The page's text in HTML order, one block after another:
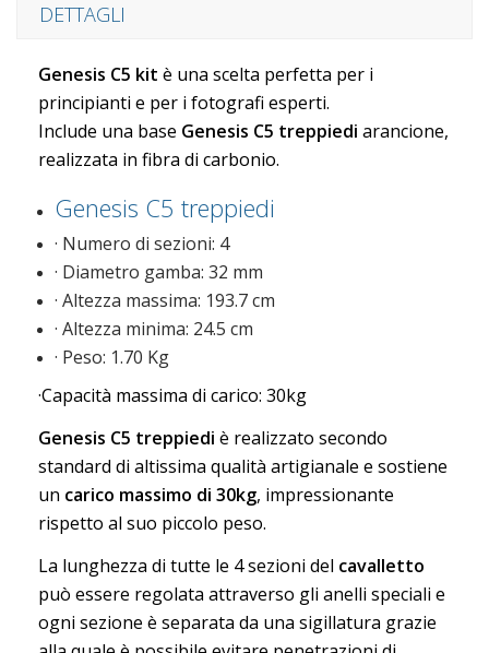
DETTAGLI
Genesis C5 kit è una scelta perfetta per i
principianti e per i fotografi esperti.
Include una base Genesis C5 treppiedi arancione,
realizzata in fibra di carbonio.
Genesis C5 treppiedi
· Numero di sezioni: 4
· Diametro gamba: 32 mm
· Altezza massima: 193.7 cm
· Altezza minima: 24.5 cm
· Peso: 1.70 Kg
·Capacità massima di carico: 30kg
Genesis C5 treppiedi è realizzato secondo
standard di altissima qualità artigianale e sostiene
un carico massimo di 30kg, impressionante
rispetto al suo piccolo peso.
La lunghezza di tutte le 4 sezioni del cavalletto
può essere regolata attraverso gli anelli speciali e
ogni sezione è separata da una sigillatura grazie